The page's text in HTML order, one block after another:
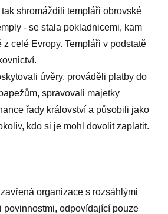
shromáždili templáři obrovské
- se stala pokladnicemi, kam
celé Evropy. Templáři v podstatě
úvěry, prováděli platby do
spravovali majetky
řady království a působili jako
kdo si je mohl dovolit zaplatit.
organizace s rozsáhlými
povinnostmi, odpovídající pouze